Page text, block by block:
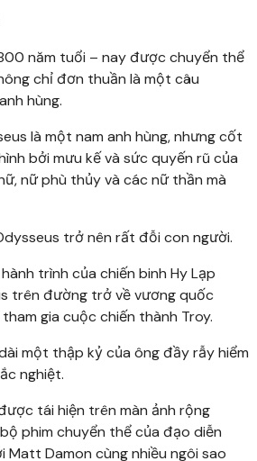
năm tuổi – nay được chuyển thể
chỉ đơn thuần là một câu
hùng.
là một nam anh hùng, nhưng cốt
bởi mưu kế và sức quyến rũ của
nữ phù thủy và các nữ thần mà
trở nên rất đỗi con người.
trình của chiến binh Hy Lạp
trên đường trở về vương quốc
gia cuộc chiến thành Troy.
một thập kỷ của ông đầy rẫy hiểm
nghiệt.
tái hiện trên màn ảnh rộng
phim chuyển thể của đạo diễn
Matt Damon cùng nhiều ngôi sao